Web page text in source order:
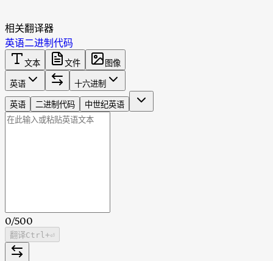
相关翻译器
英语二进制代码
文本 文件
图像
英语
十六进制
英语
二进制代码 中世纪英语
0/500
翻译Ctrl +⏎